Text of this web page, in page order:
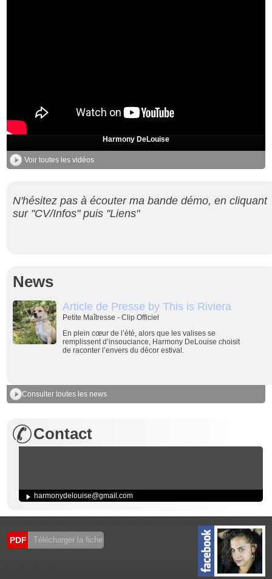
Harmony DeLouise
Voir toutes les vidéos
N'hésitez pas à écouter ma bande démo, en cliquant
sur "CV/Infos" puis "Liens"
News
Article de Presse by This is Riviera
Petite Maîtresse - Clip Officiel
En plein cœur de l’été, alors que les valises se
remplissent d’insouciance, Harmony DeLouise choisit
de raconter l’envers du décor estival.
Consulter toutes les news
Contact
harmonydelouise@gmail.com
PDF Télécharger la fiche